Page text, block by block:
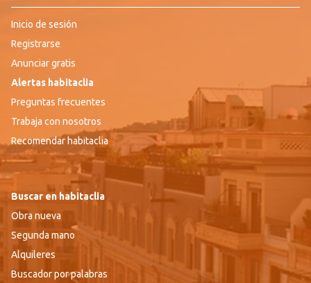
Inicio de sesión
Registrarse
Anunciar gratis
Alertas habitaclia
Preguntas frecuentes
Trabaja con nosotros
Recomendar habitaclia
Buscar en habitaclia
Obra nueva
Segunda mano
Alquileres
Buscador por palabras